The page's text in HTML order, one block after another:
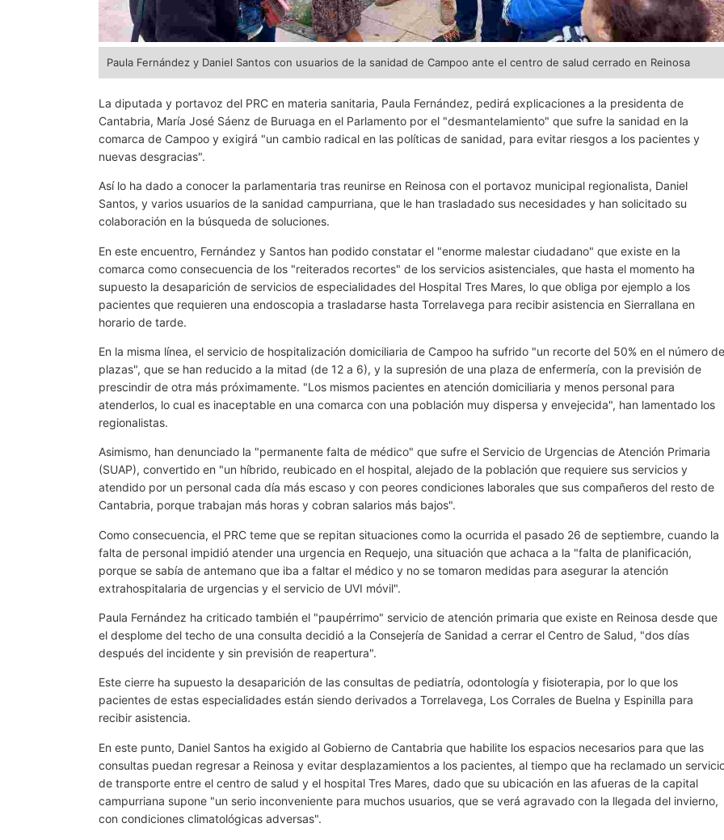
Paula Fernández y Daniel Santos con usuarios de la sanidad de Campoo ante el centro de salud cerrado en Reinosa
La diputada y portavoz del PRC en materia sanitaria, Paula Fernández, pedirá explicaciones a la presidenta de
Cantabria, María José Sáenz de Buruaga en el Parlamento por el "desmantelamiento" que sufre la sanidad en la
comarca de Campoo y exigirá "un cambio radical en las políticas de sanidad, para evitar riesgos a los pacientes y
nuevas desgracias".
Así lo ha dado a conocer la parlamentaria tras reunirse en Reinosa con el portavoz municipal regionalista, Daniel
Santos, y varios usuarios de la sanidad campurriana, que le han trasladado sus necesidades y han solicitado su
colaboración en la búsqueda de soluciones.
En este encuentro, Fernández y Santos han podido constatar el "enorme malestar ciudadano" que existe en la
comarca como consecuencia de los "reiterados recortes" de los servicios asistenciales, que hasta el momento ha
supuesto la desaparición de servicios de especialidades del Hospital Tres Mares, lo que obliga por ejemplo a los
pacientes que requieren una endoscopia a trasladarse hasta Torrelavega para recibir asistencia en Sierrallana en
horario de tarde.
En la misma línea, el servicio de hospitalización domiciliaria de Campoo ha sufrido "un recorte del 50% en el número de
plazas", que se han reducido a la mitad (de 12 a 6), y la supresión de una plaza de enfermería, con la previsión de
prescindir de otra más próximamente. "Los mismos pacientes en atención domiciliaria y menos personal para
atenderlos, lo cual es inaceptable en una comarca con una población muy dispersa y envejecida", han lamentado los
regionalistas.
Asimismo, han denunciado la "permanente falta de médico" que sufre el Servicio de Urgencias de Atención Primaria
(SUAP), convertido en "un híbrido, reubicado en el hospital, alejado de la población que requiere sus servicios y
atendido por un personal cada día más escaso y con peores condiciones laborales que sus compañeros del resto de
Cantabria, porque trabajan más horas y cobran salarios más bajos".
Como consecuencia, el PRC teme que se repitan situaciones como la ocurrida el pasado 26 de septiembre, cuando la
falta de personal impidió atender una urgencia en Requejo, una situación que achaca a la "falta de planificación,
porque se sabía de antemano que iba a faltar el médico y no se tomaron medidas para asegurar la atención
extrahospitalaria de urgencias y el servicio de UVI móvil".
Paula Fernández ha criticado también el "paupérrimo" servicio de atención primaria que existe en Reinosa desde que
el desplome del techo de una consulta decidió a la Consejería de Sanidad a cerrar el Centro de Salud, "dos días
después del incidente y sin previsión de reapertura".
Este cierre ha supuesto la desaparición de las consultas de pediatría, odontología y fisioterapia, por lo que los
pacientes de estas especialidades están siendo derivados a Torrelavega, Los Corrales de Buelna y Espinilla para
recibir asistencia.
En este punto, Daniel Santos ha exigido al Gobierno de Cantabria que habilite los espacios necesarios para que las
consultas puedan regresar a Reinosa y evitar desplazamientos a los pacientes, al tiempo que ha reclamado un
de transporte entre el centro de salud y el hospital Tres Mares, dado que su ubicación en las afueras de la capital
campurriana supone "un serio inconveniente para muchos usuarios, que se verá agravado con la llegada del invierno,
con condiciones climatológicas adversas".